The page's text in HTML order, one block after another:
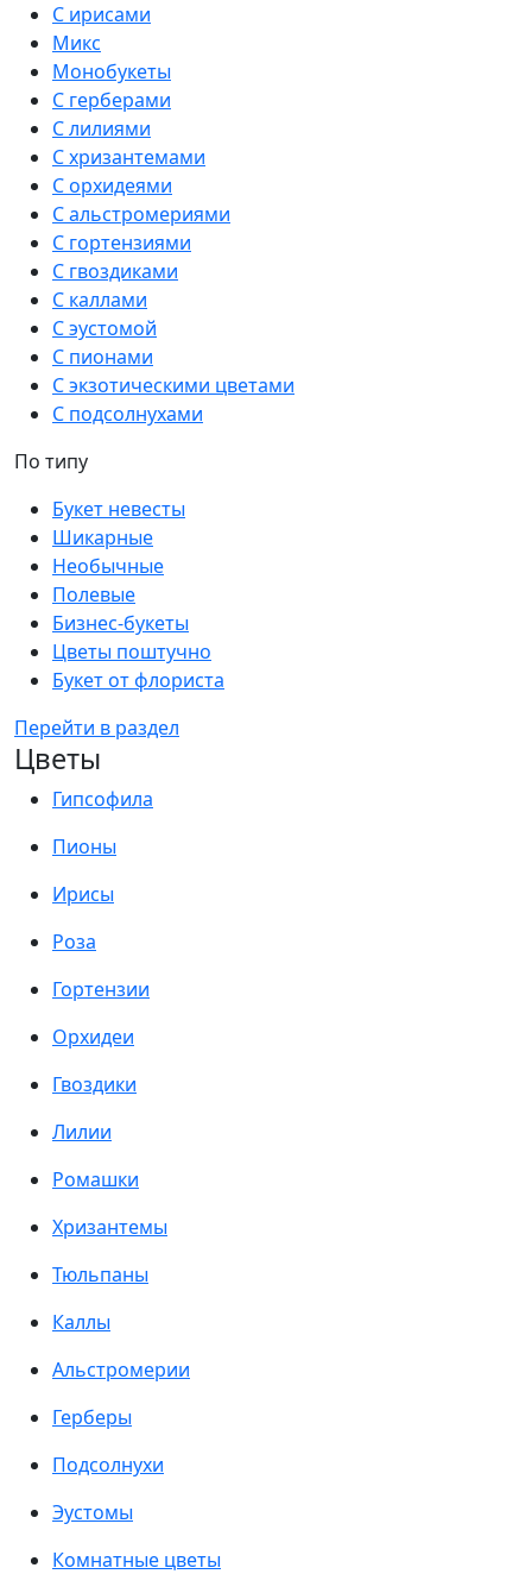
С ирисами
Микс
Монобукеты
С герберами
С лилиями
С хризантемами
С орхидеями
С альстромериями
С гортензиями
С гвоздиками
С каллами
С эустомой
С пионами
С экзотическими цветами
С подсолнухами
По типу
Букет невесты
Шикарные
Необычные
Полевые
Бизнес-букеты
Цветы поштучно
Букет от флориста
Перейти в раздел
Цветы
Гипсофила
Пионы
Ирисы
Роза
Гортензии
Орхидеи
Гвоздики
Лилии
Ромашки
Хризантемы
Тюльпаны
Каллы
Альстромерии
Герберы
Подсолнухи
Эустомы
Комнатные цветы